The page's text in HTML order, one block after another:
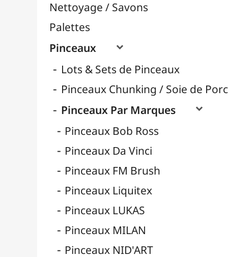
Pinceaux Zahn Pinsel
Pinceaux Cléopâtre
Pinceaux Poils Naturels
Pinceaux pour Acrylique
Pinceaux pour Aquarelle
Pinceaux pour Gouache
Pinceaux pour Huile
Pinces à Tendre
Rangement
Résines / Moulage
Supports Dessin & Peinture
Transport / Rangement
Vannerie / Rotin